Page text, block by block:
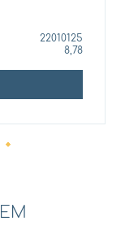
22010125
8,78